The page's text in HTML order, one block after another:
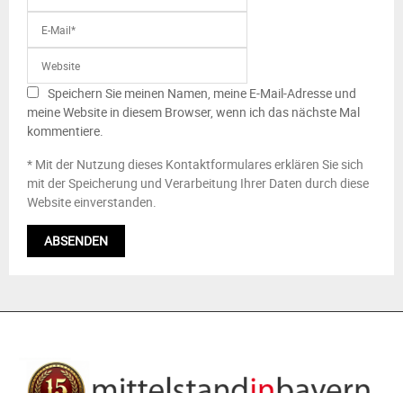
Speichern Sie meinen Namen, meine E-Mail-Adresse und
meine Website in diesem Browser, wenn ich das nächste Mal
kommentiere.
* Mit der Nutzung dieses Kontaktformulares erklären Sie sich
mit der Speicherung und Verarbeitung Ihrer Daten durch diese
Website einverstanden.